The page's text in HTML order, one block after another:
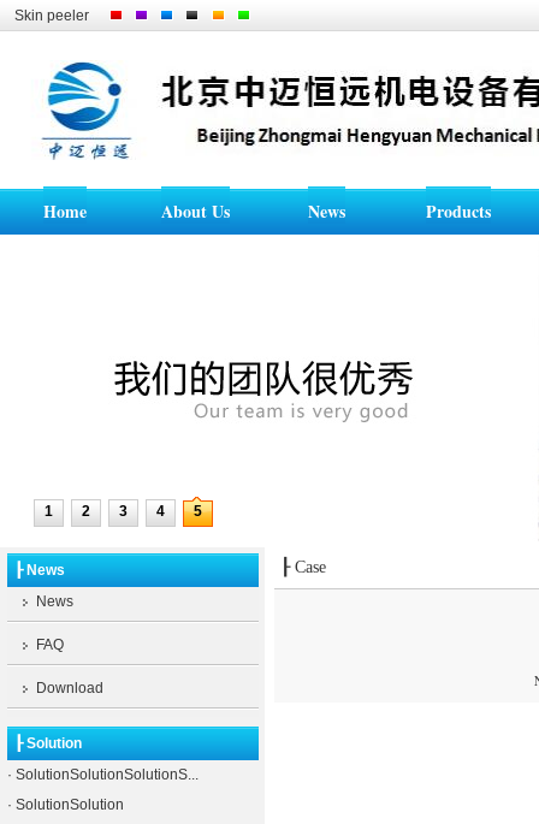
Skin peeler
Home About Us News Products
┠ News
News
FAQ
Download
┠ Solution
· SolutionSolutionSolutionS...
· SolutionSolution
┠ Case